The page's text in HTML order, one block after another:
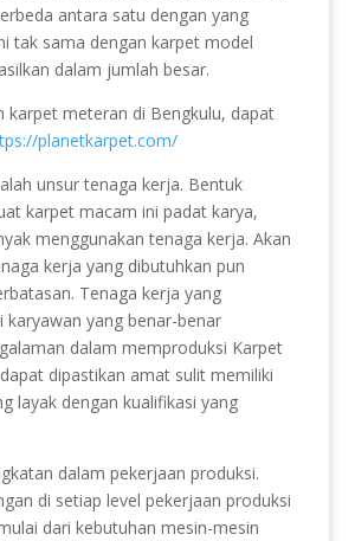
antara satu dengan yang
tak sama dengan karpet model
dalam jumlah besar.
karpet meteran di Bengkulu, dapat
planetkarpet.com/
unsur tenaga kerja. Bentuk
karpet macam ini padat karya,
menggunakan tenaga kerja. Akan
kerja yang dibutuhkan pun
Tenaga kerja yang
karyawan yang benar-benar
dalam memproduksi Karpet
dipastikan amat sulit memiliki
layak dengan kualifikasi yang
dalam pekerjaan produksi.
di setiap level pekerjaan produksi
dari kebutuhan mesin-mesin